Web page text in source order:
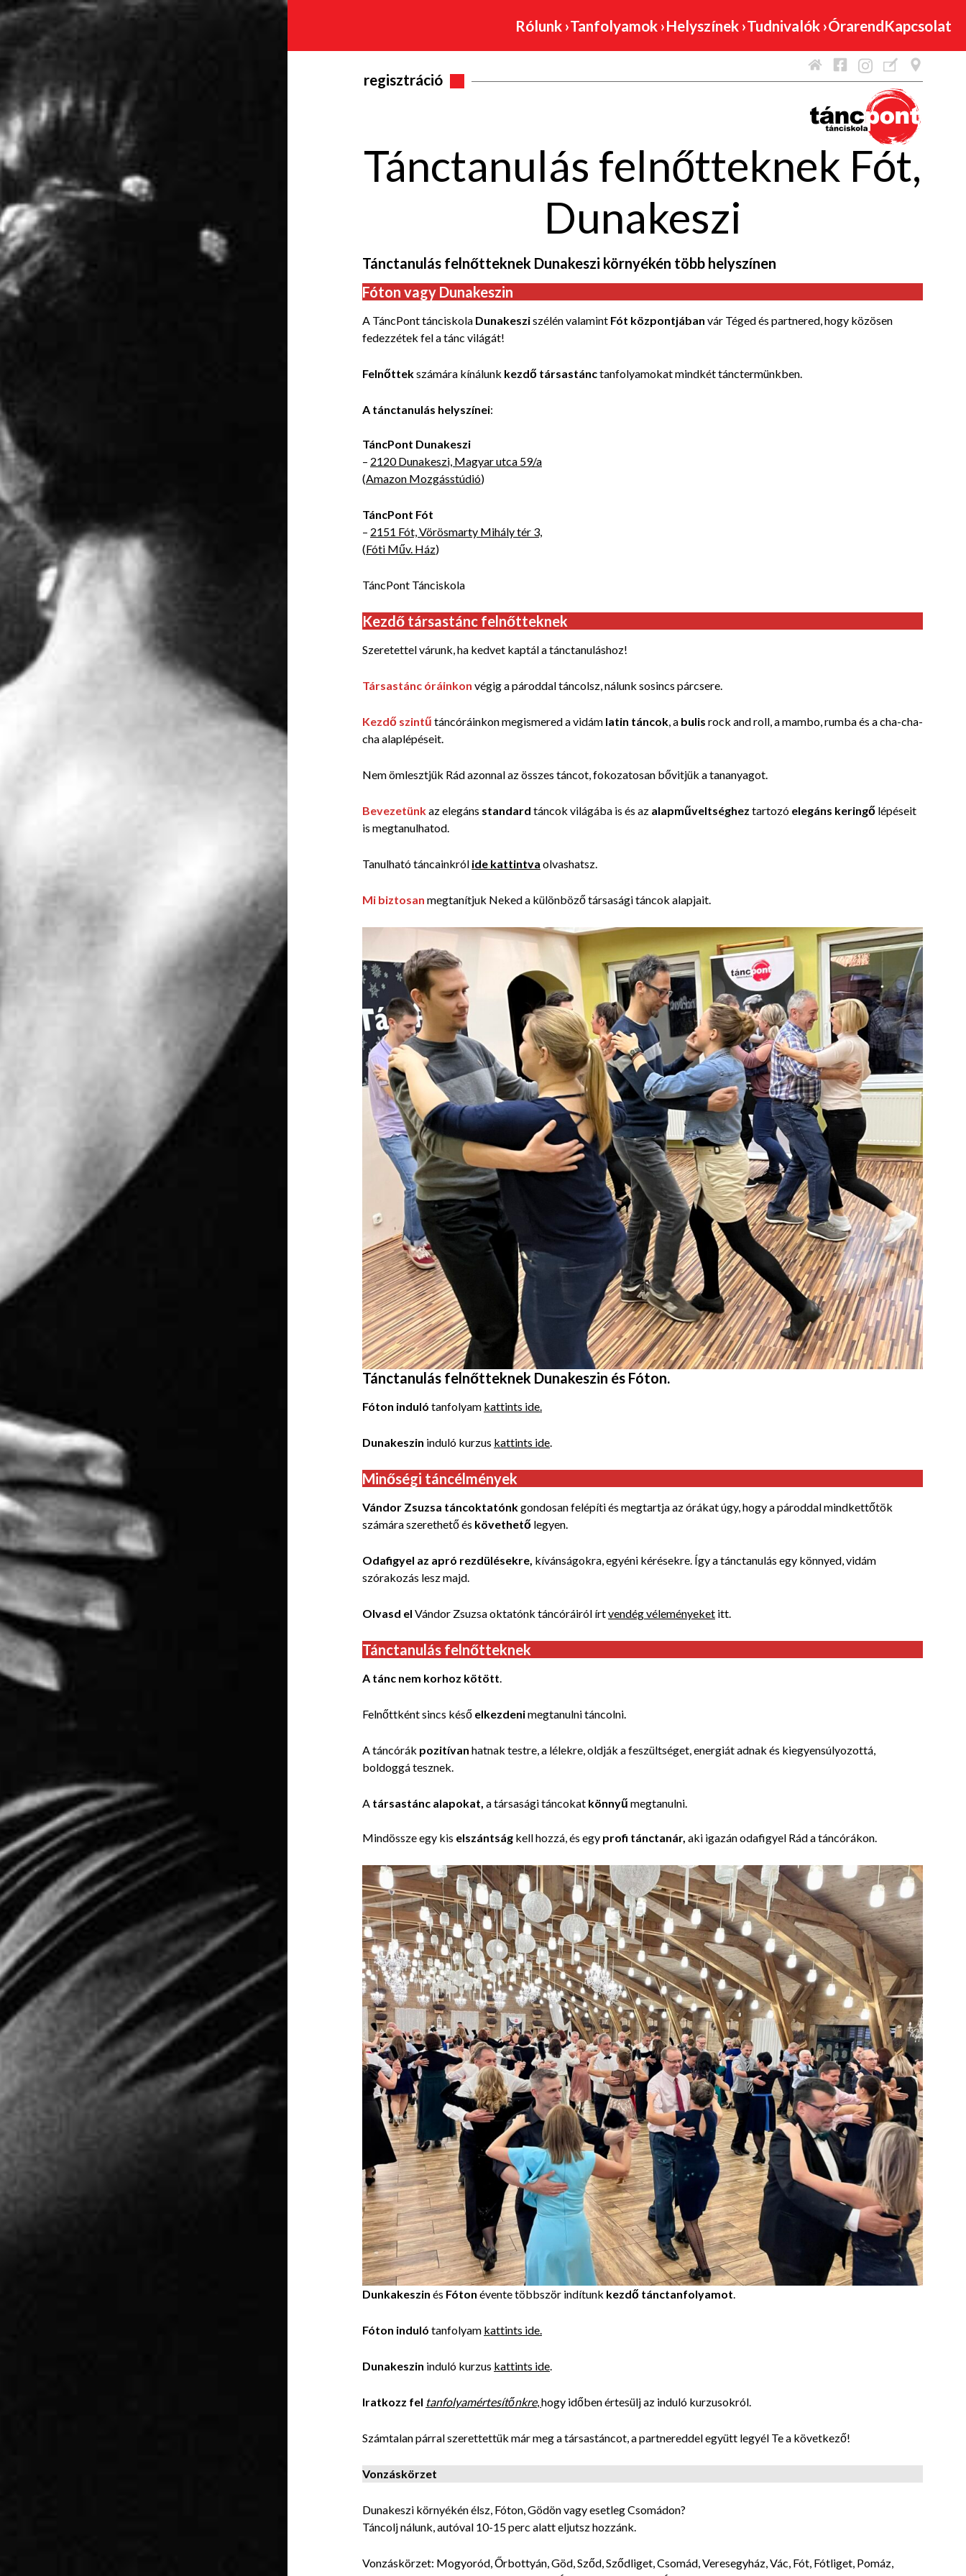
Rólunk ›Tanfolyamok ›Helyszínek ›Tudnivalók ›ÓrarendKapcsolat
regisztráció
Tánctanulás felnőtteknek Fót,
Dunakeszi
Tánctanulás felnőtteknek Dunakeszi környékén több helyszínen
Fóton vagy Dunakeszin
A TáncPont tánciskola Dunakesziszélén valamint Fót központjában vár Téged és partnered, hogy közösen
fedezzétek fel a tánc világát!
Felnőttekszámára kínálunk kezdő társastánctanfolyamokat mindkét tánctermünkben.
A tánctanulás helyszínei:
TáncPont Dunakeszi
– 2120 Dunakeszi, Magyar utca 59/a
(Amazon Mozgásstúdió)
TáncPont Fót
– 2151 Fót, Vörösmarty Mihály tér 3,
(Fóti Műv. Ház)
TáncPont Tánciskola
Kezdő társastánc felnőtteknek
Szeretettel várunk, ha kedvet kaptál a tánctanuláshoz!
Társastánc óráinkon végig a pároddal táncolsz, nálunk sosincs párcsere.
Kezdő szintű táncóráinkon megismered a vidám latin táncok,a bulis rock and roll, a mambo, rumba és a cha-cha-
cha alaplépéseit.
Nem ömlesztjük Rád azonnal az összes táncot, fokozatosan bővitjük a tananyagot.
Bevezetünkaz elegáns standard táncok világába is és az alapműveltséghez tartozó elegáns keringő lépéseit
is megtanulhatod.
Tanulható táncainkról ide kattintva olvashatsz.
Mi biztosan megtanítjuk Nekeda különböző társasági táncok alapjait.
Tánctanulás felnőtteknek Dunakeszin és Fóton.
Fóton induló tanfolyam kattints ide.
Dunakeszin induló kurzus kattints ide.
Minőségi táncélmények
Vándor Zsuzsa táncoktatónkgondosan felépíti és megtartja az órákat úgy, hogy a pároddal mindkettőtök
számára szerethető és követhető legyen.
Odafigyel az apró rezdülésekre, kívánságokra, egyéni kérésekre. Így a tánctanulás egy könnyed, vidám
szórakozás lesz majd.
Olvasd el Vándor Zsuzsa oktatónk táncóráiról írtvendég véleményeket itt.
Tánctanulás felnőtteknek
A tánc nem korhoz kötött.
Felnőttként sincs késő elkezdenimegtanulni táncolni.
A táncórák pozitívan hatnak testre, a lélekre, oldják a feszültséget, energiát adnak és kiegyensúlyozottá,
boldoggá tesznek.
A társastánc alapokat, a társasági táncokat könnyű megtanulni.
Mindössze egy kis elszántság kell hozzá, és egy profi tánctanár, aki igazán odafigyel Rád a táncórákon.
Dunkakeszin és Fóton évente többször indítunk kezdő tánctanfolyamot.
Fóton induló tanfolyam kattints ide.
Dunakeszin induló kurzus kattints ide.
Iratkozz fel tanfolyamértesítőnkre,hogy időben értesülj az induló kurzusokról.
Számtalan párral szerettettük már meg a társastáncot, a partnereddel együtt legyél Te a következő!
Vonzáskörzet
Dunakeszi környékén élsz, Fóton, Gödön vagy esetleg Csomádon?
Táncolj nálunk, autóval 10-15 perc alatt eljutsz hozzánk.
Vonzáskörzet: Mogyoród, Őrbottyán, Göd, Sződ, Sződliget, Csomád, Veresegyház, Vác, Fót, Fótliget, Pomáz,